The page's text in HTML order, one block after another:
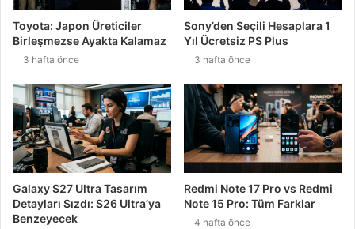
Toyota: Japon Üreticiler
Birleşmezse Ayakta Kalamaz
3 hafta önce
Sony’den Seçili Hesaplara 1
Yıl Ücretsiz PS Plus
3 hafta önce
Galaxy S27 Ultra Tasarım
Detayları Sızdı: S26 Ultra’ya
Benzeyecek
Redmi Note 17 Pro vs Redmi
Note 15 Pro: Tüm Farklar
4 hafta önce